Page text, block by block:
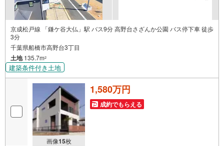
京成松戸線 「鎌ケ谷大仏」駅 バス9分 高野台さざんか公園 バス停下車 徒歩
3分
千葉県船橋市高野台3丁目
土地135.7m2
建築条件付き土地
画像15枚
1,580万円
成約でもらえる